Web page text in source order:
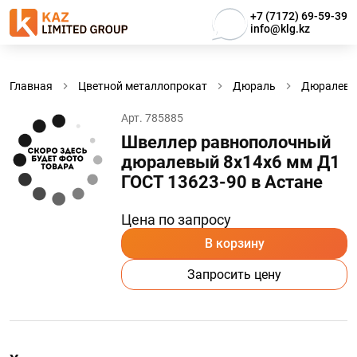
+7 (7172) 69-59-39
info@klg.kz
Главная Цветной металлопрокат Дюраль
Арт. 785885
Швеллер равнополочный
дюралевый 8х14х6 мм Д1
ГОСТ 13623-90 в Астанe
Цена по запросу
В корзину
Запросить цену